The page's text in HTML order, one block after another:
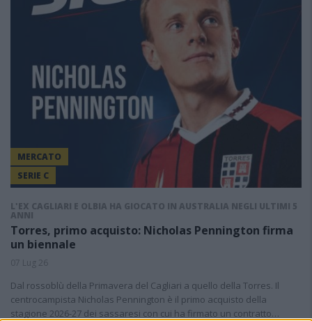
MERCATO
SERIE C
L'EX CAGLIARI E OLBIA HA GIOCATO IN AUSTRALIA NEGLI ULTIMI 5
ANNI
Torres, primo acquisto: Nicholas Pennington firma
un biennale
07 Lug 26
Dal rossoblù della Primavera del Cagliari a quello della Torres. Il
centrocampista Nicholas Pennington è il primo acquisto della
stagione 2026-27 dei sassaresi con cui ha firmato un contratto…